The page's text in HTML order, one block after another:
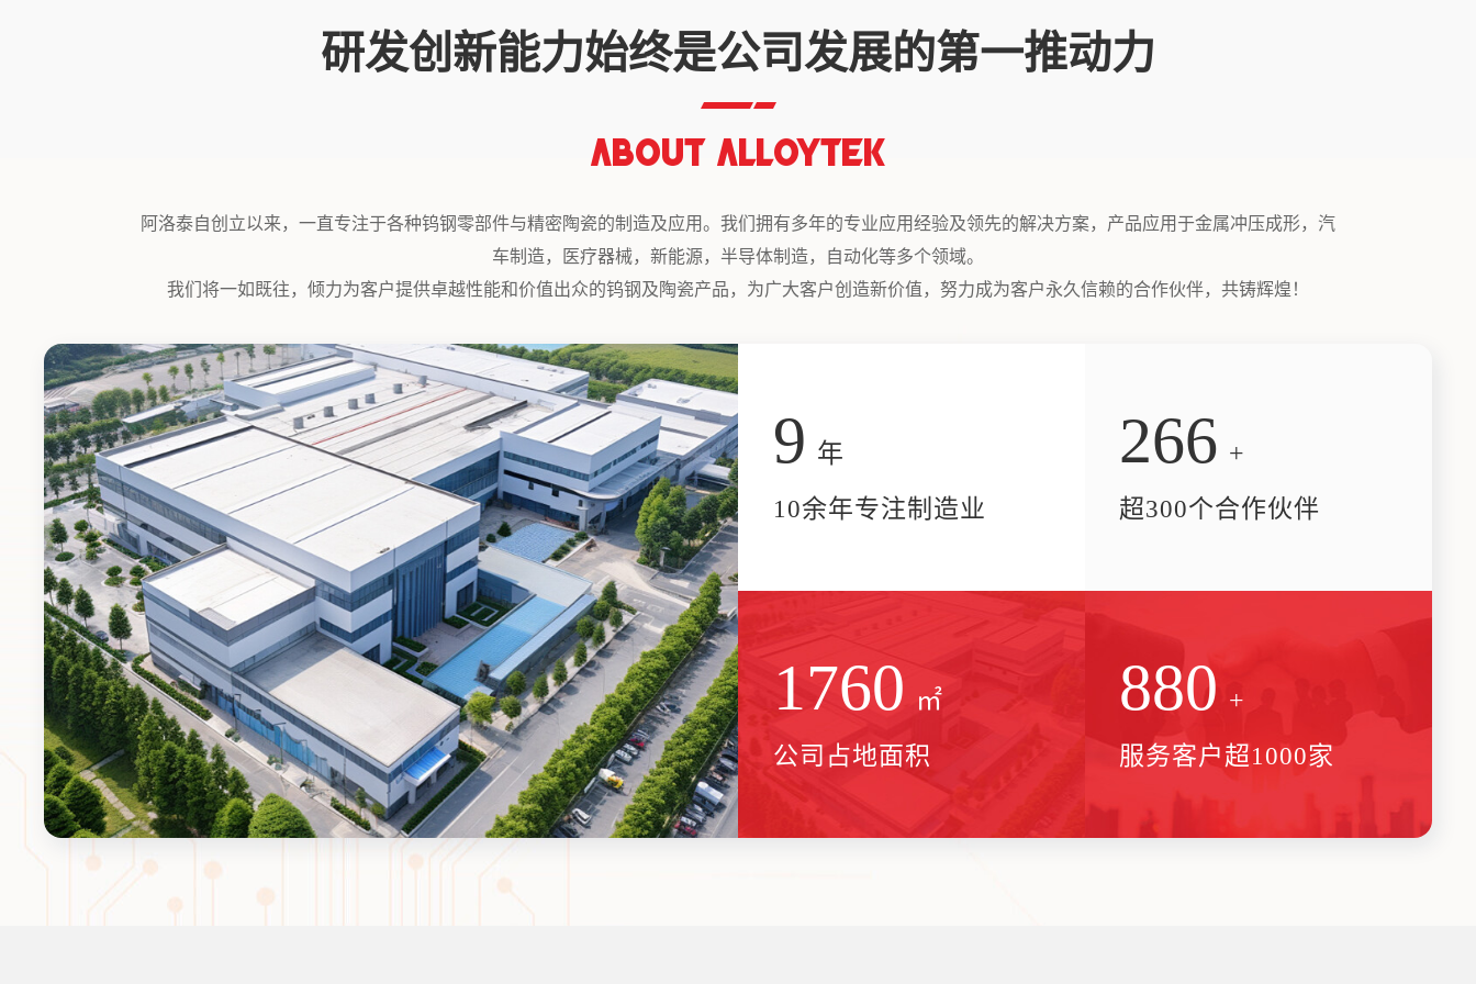
研发创新能力始终是公司发展的第一推动力
ABOUT ALLOYTEK
阿洛泰自创立以来，一直专注于各种钨钢零部件与精密陶瓷的制造及应用。我们拥有多年的专业应用经验及领先的解决方案，产品应用于金属冲压成形，汽
车制造，医疗器械，新能源，半导体制造，自动化等多个领域。
我们将一如既往，倾力为客户提供卓越性能和价值出众的钨钢及陶瓷产品，为广大客户创造新价值，努力成为客户永久信赖的合作伙伴，共铸辉煌！
10
10余年专注制造业
300 +
超300个合作伙伴
2000 ㎡
公司占地面积
1,000
服务客户超1000家